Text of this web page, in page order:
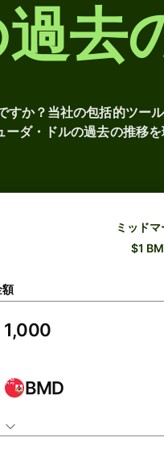
去
か？当社の包括的ツー
ダ・ドルの過去の推移
ミッド
$1
額
BMD